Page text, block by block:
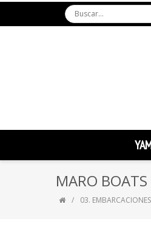
MARO BOATS
03. EMBARCACIONES